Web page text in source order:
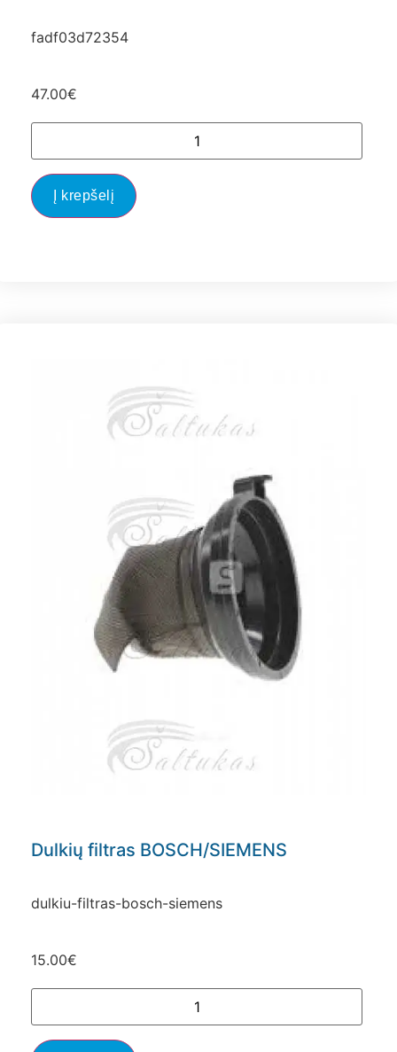
fadf03d72354
47.00€
Į krepšelį
Dulkių filtras BOSCH/SIEMENS
dulkiu-filtras-bosch-siemens
15.00€